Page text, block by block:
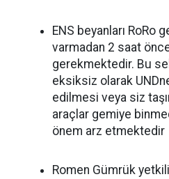
ENS beyanları RoRo
varmadan 2 saat
gerekmektedir. Bu
eksiksiz olarak
edilmesi veya siz
araçlar gemiye
önem arz etmektedir
Romen Gümrük